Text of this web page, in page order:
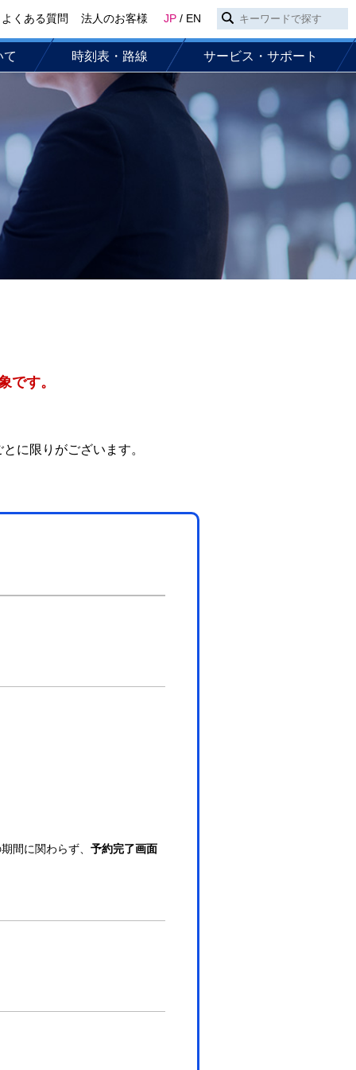
て 時刻表・路線 サービス・サポート
よくある質問 法人のお客様 JP / EN
です。
に限りがございます。
間に関わらず、 予約完了画面